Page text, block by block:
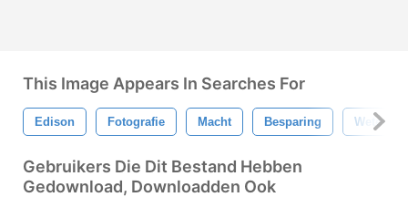
This Image Appears In Searches For
Edison Fotografie Macht Besparing
Gebruikers Die Dit Bestand Hebben
Gedownload, Downloadden Ook